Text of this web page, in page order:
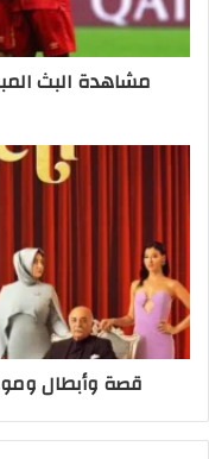
مشاهدة البث
قصة وأبطال